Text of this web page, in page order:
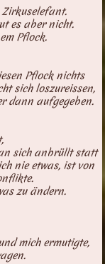
es aber nicht.
Pflock.
Pflock nichts
sich loszureissen,
dann aufgegeben.
sich anbrüllt statt
nie etwas, ist von
zu ändern.
mich ermutigte,